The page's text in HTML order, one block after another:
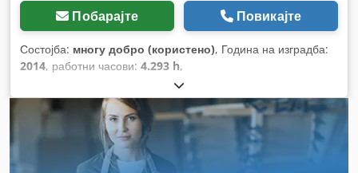
Побарајте Повикајте
Состојба: многу добро (користено), Година на изградба:
2014, работни часови: 4.293 h,